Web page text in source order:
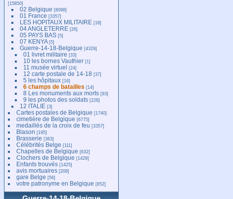
[15850]
02 Belgique [8098]
01 France [3357]
LES HOPITAUX MILITAIRE [18]
04 ANGLETERRE [26]
05 PAYS BAS [5]
07 KENYA [5]
Guerre-14-18-Belgique [4329]
01 livret militaire [33]
10 les bornes Vauthier [1]
11 musée virtuel [24]
12 carte postale de 14-18 [37]
5 les hôpitaux [16]
6 champs de batailles [14]
8 Les monuments aux morts [93]
9 les photos des soldats [228]
12 ITALIE [3]
Cartes postales de Belgique [1740]
cimetière de Belgique [6775]
medaillés de la croix de feu [3357]
Blason [195]
Brasserie [363]
Célébrités Belge [111]
Chapelles de Belgique [632]
Clochers de Belgique [1429]
Enfants trouvés [1425]
avis mortuaires [208]
gare Belge [56]
votre patronyme en Belgique [852]